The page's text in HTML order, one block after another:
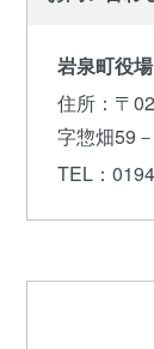
岩泉町役場
住所 ：〒
字惣畑59
TEL ：